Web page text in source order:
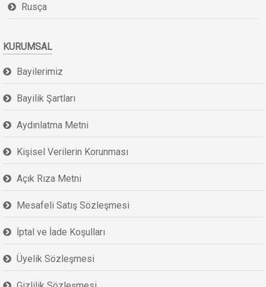
Rusça
KURUMSAL
Bayilerimiz
Bayilik Şartları
Aydınlatma Metni
Kişisel Verilerin Korunması
Açık Rıza Metni
Mesafeli Satış Sözleşmesi
İptal ve İade Koşulları
Üyelik Sözleşmesi